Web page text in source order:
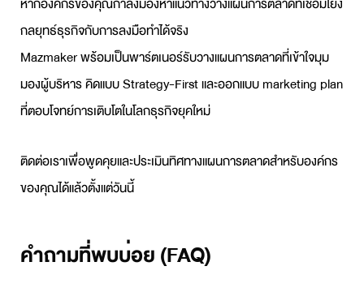
กลยุทธ์ธุรกิจกับการลงมือทำได้จริง
Mazmaker พร้อมเป็นพาร์ตเนอร์รับวางแผนการตลาดที่เข้าใจมุม
มองผู้บริหาร คิดแบบ Strategy-First และออกแบบmarketing plan
ที่ตอบโจทย์การเติบโตในโลกธุรกิจยุคใหม่
ติดต่อเราเพื่อพูดคุยและประเมินทิศทางแผนการตลาดสำหรับองค์กร
ของคุณได้แล้วตั้งแต่วันนี้
คำถามที่พบบ่อย (FAQ)